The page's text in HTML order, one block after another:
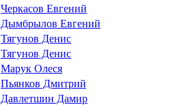
Черкасов Евгений
Дымбрылов Евгений
Тягунов Денис
Тягунов Денис
Марук Олеся
Пьянков Дмитрий
Давлетшин Дамир